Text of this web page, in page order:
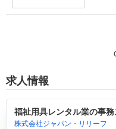
求人情報
福祉用具レンタル業の事務
株式会社ジャパン・リリーフ